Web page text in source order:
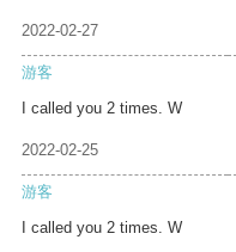
2022-02-27
游客
I called you 2 times. W
2022-02-25
游客
I called you 2 times. W